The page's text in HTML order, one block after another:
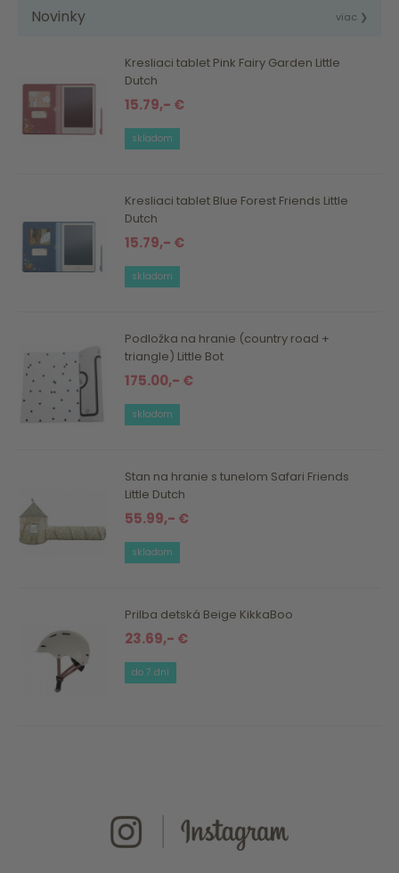
Novinky viac ❯
Kresliaci tablet Pink Fairy Garden Little
Dutch
15.79,- €
skladom
Kresliaci tablet Blue Forest Friends Little
Dutch
15.79,- €
skladom
Podložka na hranie (country road +
triangle) Little Bot
175.00,- €
skladom
Stan na hranie s tunelom Safari Friends
Little Dutch
55.99,- €
skladom
Prilba detská Beige KikkaBoo
23.69,- €
do 7 dní